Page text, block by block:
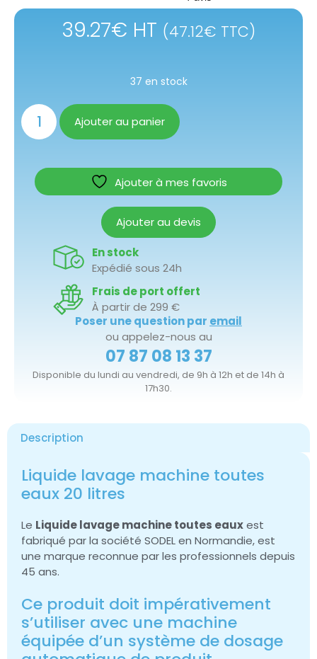
39.27€ HT (47.12€ TTC)
37 en stock
Ajouter au panier
Ajouter à mes favoris
Ajouter au devis
En stock
Expédié sous 24h
Frais de port offert
À partir de 299 €
Poser une question par email
ou appelez-nous au
07 87 08 13 37
Disponible du lundi au vendredi, de 9h à 12h et de 14h à
17h30.
Description
Liquide lavage machine toutes
eaux 20 litres
Le Liquide lavage machine toutes eauxest
fabriqué par la société SODEL en Normandie, est
une marque reconnue par les professionnels depuis
45 ans.
Ce produit doit impérativement
s’utiliser avec une machine
équipée d’un système de dosage